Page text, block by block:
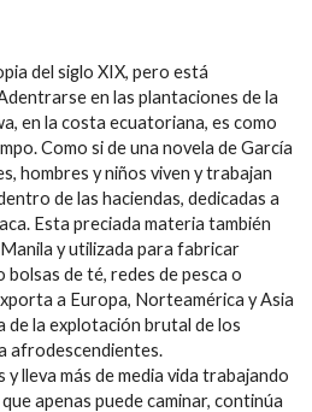
del siglo XIX, pero está
en las plantaciones de la
en la costa ecuatoriana, es como
Como si de una novela de García
hombres y niños viven y trabajan
de las haciendas, dedicadas a
Esta preciada materia también
y utilizada para fabricar
de té, redes de pesca o
a Europa, Norteamérica y Asia
de la explotación brutal de los
afrodescendientes.
lleva más de media vida trabajando
apenas puede caminar, continúa